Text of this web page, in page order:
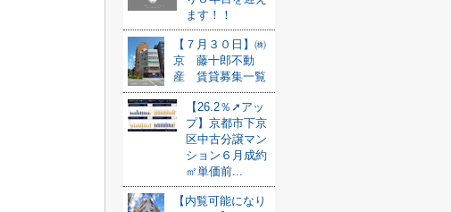
ます！！
【７月３０日】㈱
京 藤十郎不動
産 賃貸募集一覧
【26.2％➚アッ
プ】京都市下京
区中古分譲マン
ション６月成約
㎡単価前...
【内覧可能になり